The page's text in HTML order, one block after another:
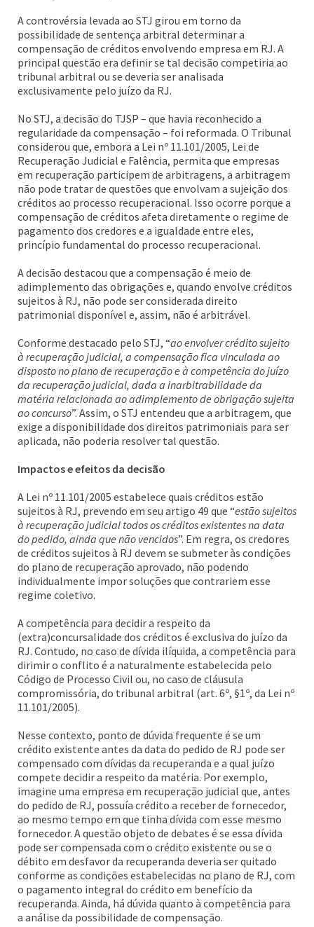
A controvérsia levada ao STJ girou em torno da
possibilidade de sentença arbitral determinar a
compensação de créditos envolvendo empresa em RJ. A
principal questão era definir se tal decisão competiria ao
tribunal arbitral ou se deveria ser analisada
exclusivamente pelo juízo da RJ.
No STJ, a decisão do TJSP – que havia reconhecido a
regularidade da compensação – foi reformada. O Tribunal
considerou que, embora a Lei nº 11.101/2005, Lei de
Recuperação Judicial e Falência, permita que empresas
em recuperação participem de arbitragens, a arbitragem
não pode tratar de questões que envolvam a sujeição dos
créditos ao processo recuperacional. Isso ocorre porque a
compensação de créditos afeta diretamente o regime de
pagamento dos credores e a igualdade entre eles,
princípio fundamental do processo recuperacional.
A decisão destacou que a compensação é meio de
adimplemento das obrigações e, quando envolve créditos
sujeitos à RJ, não pode ser considerada direito
patrimonial disponível e, assim, não é arbitrável.
Conforme destacado pelo STJ, “ao envolver crédito sujeito
à recuperação judicial, a compensação fica vinculada ao
disposto no plano de recuperação e à competência do juízo
da recuperação judicial, dada a inarbitrabilidade da
matéria relacionada ao adimplemento de obrigação sujeita
ao concurso”. Assim, o STJ entendeu que a arbitragem, que
exige a disponibilidade dos direitos patrimoniais para ser
aplicada, não poderia resolver tal questão.
Impactos e efeitos da decisão
A Lei nº 11.101/2005 estabelece quais créditos estão
sujeitos à RJ, prevendo em seu artigo 49 que “estão sujeitos
à recuperação judicial todos os créditos existentes na data
do pedido, ainda que não vencidos”. Em regra, os credores
de créditos sujeitos à RJ devem se submeter às condições
do plano de recuperação aprovado, não podendo
individualmente impor soluções que contrariem esse
regime coletivo.
A competência para decidir a respeito da
(extra)concursalidade dos créditos é exclusiva do juízo da
RJ. Contudo, no caso de dívida ilíquida, a competência para
dirimir o conflito é a naturalmente estabelecida pelo
Código de Processo Civil ou, no caso de cláusula
compromissória, do tribunal arbitral (art. 6º, §1º, da Lei nº
11.101/2005).
Nesse contexto, ponto de dúvida frequente é se um
crédito existente antes da data do pedido de RJ pode ser
compensado com dívidas da recuperanda e a qual juízo
compete decidir a respeito da matéria. Por exemplo,
imagine uma empresa em recuperação judicial que, antes
do pedido de RJ, possuía crédito a receber de fornecedor,
ao mesmo tempo em que tinha dívida com esse mesmo
fornecedor. A questão objeto de debates é se essa dívida
pode ser compensada com o crédito existente ou se o
débito em desfavor da recuperanda deveria ser quitado
conforme as condições estabelecidas no plano de RJ, com
o pagamento integral do crédito em benefício da
recuperanda. Ainda, há dúvida quanto à competência para
a análise da possibilidade de compensação.